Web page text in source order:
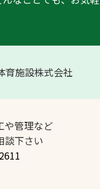
育施設株式会社
や管理など
談下さい